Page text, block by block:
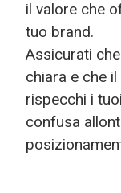
il valore che
tuo brand.
Assicurati
chiara e che
rispecchi i
confusa